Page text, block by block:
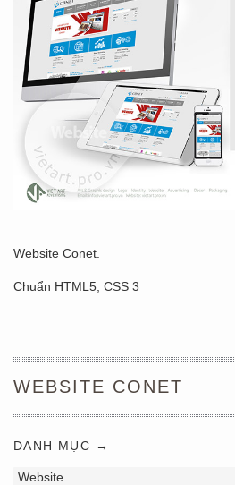
Website Conet.
Chuẩn HTML5, CSS 3
WEBSITE CONET
DANH MỤC →
Website